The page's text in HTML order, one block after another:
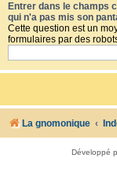
Entrer dans le champs
qui n'a pas mis son
Cette question est un
formulaires par des
La gnomonique
Développé